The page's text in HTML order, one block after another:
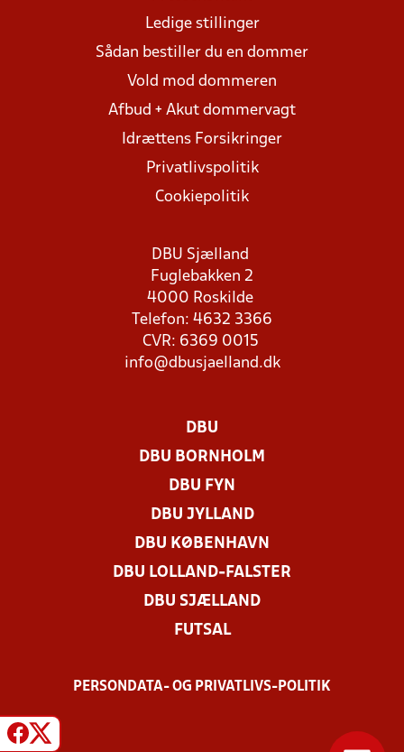
Ledige stillinger
Sådan bestiller du en dommer
Vold mod dommeren
Afbud + Akut dommervagt
Idrættens Forsikringer
Privatlivspolitik
Cookiepolitik
DBU Sjælland
Fuglebakken 2
4000 Roskilde
Telefon: 4632 3366
CVR: 6369 0015
info@dbusjaelland.dk
DBU
DBU BORNHOLM
DBU FYN
DBU JYLLAND
DBU KØBENHAVN
DBU LOLLAND-FALSTER
DBU SJÆLLAND
FUTSAL
PERSONDATA- OG PRIVATLIVS-POLITIK